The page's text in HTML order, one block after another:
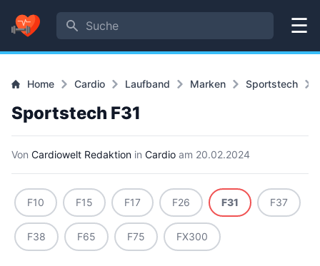
Suche
Menü
Home Cardio Laufband Marken Sportstech
Sportstech F31
Von Cardiowelt Redaktion in Cardio am 20.02.2024
F10 F15 F17 F26 F31 F37
F38 F65 F75 FX300